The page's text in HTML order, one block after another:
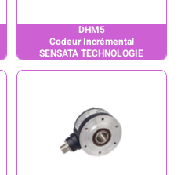
DHM5
Codeur Incrémental
SENSATA TECHNOLOGIE